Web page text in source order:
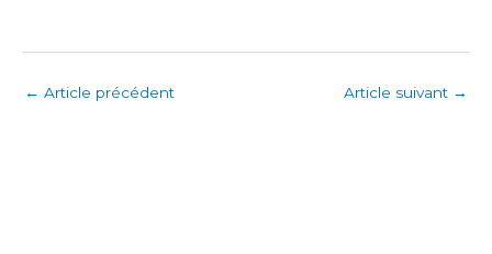
← Article précédent Article suivant →